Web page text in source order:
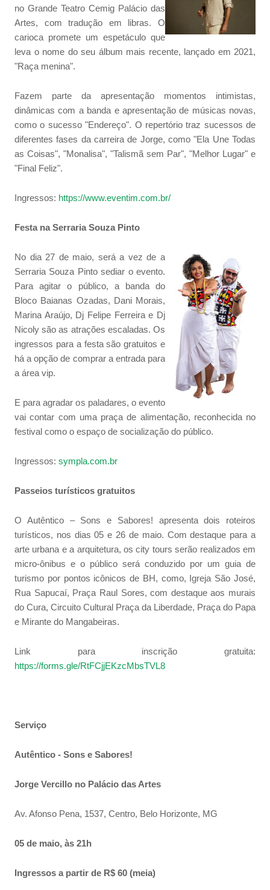
no Grande Teatro Cemig Palácio das
Artes, com tradução em libras. O
carioca promete um espetáculo que
leva o nome do seu álbum mais recente, lançado em 2021,
"Raça menina".
Fazem parte da apresentação momentos intimistas,
dinâmicas com a banda e apresentação de músicas novas,
como o sucesso "Endereço". O repertório traz sucessos de
diferentes fases da carreira de Jorge, como "Ela Une Todas
as Coisas", "Monalisa", "Talismã sem Par", "Melhor Lugar" e
"Final Feliz".
Ingressos: https://www.eventim.com.br/
Festa na Serraria Souza Pinto
No dia 27 de maio, será a vez de a
Serraria Souza Pinto sediar o evento.
Para agitar o público, a banda do
Bloco Baianas Ozadas, Dani Morais,
Marina Araújo, Dj Felipe Ferreira e Dj
Nicoly são as atrações escaladas. Os
ingressos para a festa são gratuitos e
há a opção de comprar a entrada para
a área vip.
E para agradar os paladares, o evento
vai contar com uma praça de alimentação, reconhecida no
festival como o espaço de socialização do público.
Ingressos: sympla.com.br
Passeios turísticos gratuitos
O Autêntico – Sons e Sabores! apresenta dois roteiros
turísticos, nos dias 05 e 26 de maio. Com destaque para a
arte urbana e a arquitetura, os city tours serão realizados em
micro-ônibus e o público será conduzido por um guia de
turismo por pontos icônicos de BH, como, Igreja São José,
Rua Sapucaí, Praça Raul Sores, com destaque aos murais
do Cura, Circuito Cultural Praça da Liberdade, Praça do Papa
e Mirante do Mangabeiras.
Link para inscrição gratuita:
https://forms.gle/RtFCjjEKzcMbsTVL8
Serviço
Autêntico - Sons e Sabores!
Jorge Vercillo no Palácio das Artes
Av. Afonso Pena, 1537, Centro, Belo Horizonte, MG
05 de maio, às 21h
Ingressos a partir de R$ 60 (meia)